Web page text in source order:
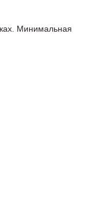
Минимальная